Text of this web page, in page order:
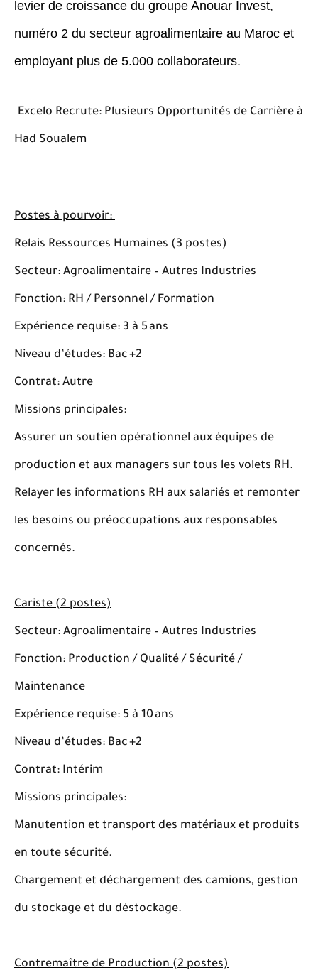
levier de croissance du groupe Anouar Invest,
numéro 2 du secteur agroalimentaire au Maroc et
employant plus de 5.000 collaborateurs.
Excelo Recrute: Plusieurs Opportunités de Carrière à
Had Soualem
Postes à pourvoir:
Relais Ressources Humaines (3 postes)
Secteur: Agroalimentaire – Autres Industries
Fonction: RH / Personnel / Formation
Expérience requise: 3 à 5 ans
Niveau d’études: Bac +2
Contrat: Autre
Missions principales:
Assurer un soutien opérationnel aux équipes de
production et aux managers sur tous les volets RH.
Relayer les informations RH aux salariés et remonter
les besoins ou préoccupations aux responsables
concernés.
Cariste (2 postes)
Secteur: Agroalimentaire – Autres Industries
Fonction: Production / Qualité / Sécurité /
Maintenance
Expérience requise: 5 à 10 ans
Niveau d’études: Bac +2
Contrat: Intérim
Missions principales:
Manutention et transport des matériaux et produits
en toute sécurité.
Chargement et déchargement des camions, gestion
du stockage et du déstockage.
Contremaître de Production (2 postes)